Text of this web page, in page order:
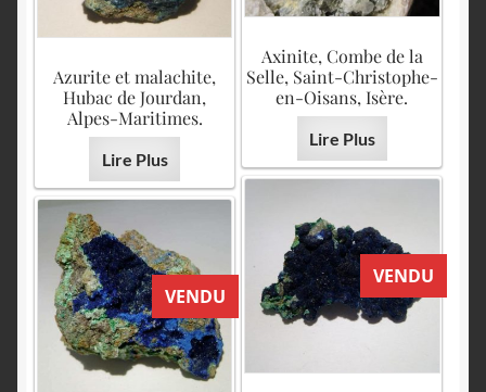
Axinite, Combe de la
Selle, Saint-Christophe-
en-Oisans, Isère.
Lire Plus
Azurite et malachite,
Hubac de Jourdan,
Alpes-Maritimes.
Lire Plus
VENDU
VENDU